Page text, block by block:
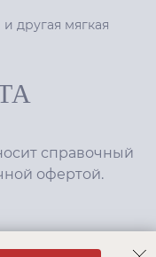
другая мягкая
справочный
офертой.